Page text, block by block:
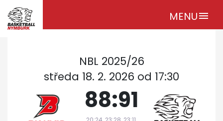
MENUmenu
NBL 2025/26
středa 18. 2. 2026 od 17:30
88:91